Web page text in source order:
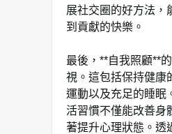
展社交圈的好方法，
到貢獻的快樂。
最後，**自我照顧**
視。這包括保持健康
運動以及充足的睡眠
活習慣不僅能改善身
著提升心理狀態。透